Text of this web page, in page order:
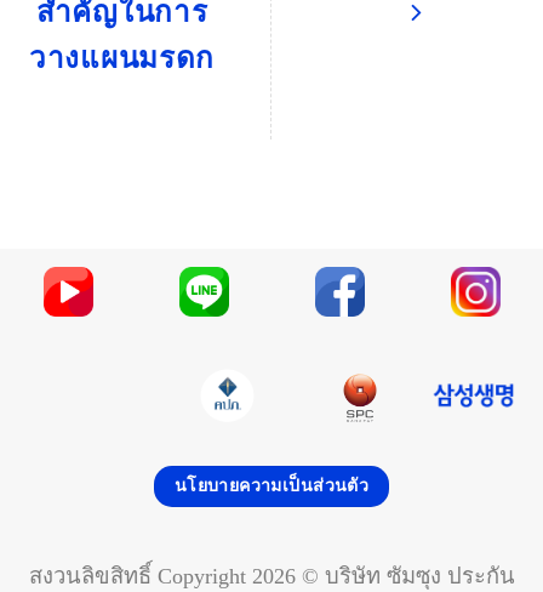
สำคัญในการ
วางแผนมรดก
นโยบายความเป็นส่วนตัว
สงวนลิขสิทธิ์ Copyright 2026 © บริษัท ซัมซุง ประกัน